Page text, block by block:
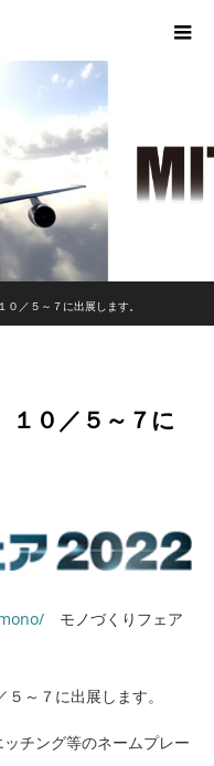
／５～７に出展します。
０／５～７に
モノづくりフェア
～７に出展します。
チング等のネームプレー